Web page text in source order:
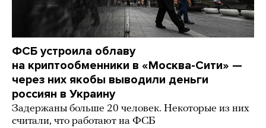
ФСБ устроила облаву
на криптообменники в «Москва-Сити» —
через них якобы выводили деньги
россиян в Украину
Задержаны больше 20 человек. Некоторые из них
считали, что работают на ФСБ